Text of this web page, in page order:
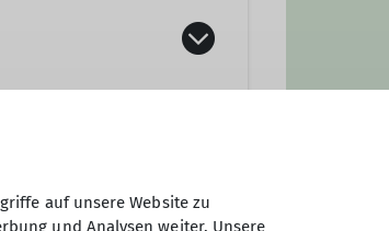
an Bewegung
Ob du
auf unsere Website zu
und Analysen weiter. Unsere